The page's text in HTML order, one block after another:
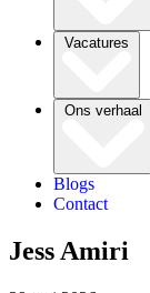
Vacatures
Ons verhaal
Blogs
Contact
Jess Amiri